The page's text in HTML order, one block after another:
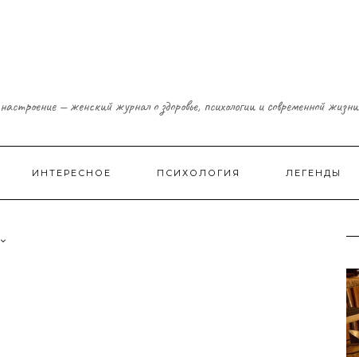
настроение — женский журнал о здоровье, психологии и современной жизни
ИНТЕРЕСНОЕ ПСИХОЛОГИЯ ЛЕГЕНДЫ